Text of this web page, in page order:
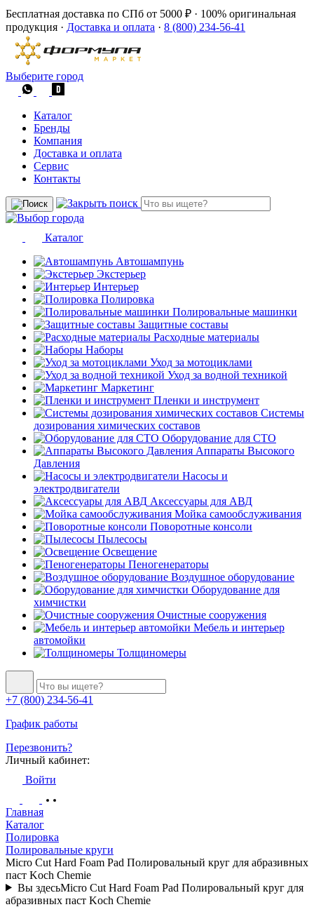
Бесплатная доставка по СПб от 5000 ₽ · 100% оригинальная
продукция · Доставка и оплата · 8 (800) 234-56-41
Выберите город
Каталог
Бренды
Компания
Доставка и оплата
Сервис
Контакты
Каталог
Автошампунь
Экстерьер
Интерьер
Полировка
Полировальные машинки
Защитные составы
Расходные материалы
Наборы
Уход за мотоциклами
Уход за водной техникой
Маркетинг
Пленки и инструмент
Системы
дозирования химических составов
Оборудование для СТО
Аппараты Высокого
Давления
Насосы и
электродвигатели
Аксессуары для АВД
Мойка самообслуживания
Поворотные консоли
Пылесосы
Освещение
Пеногенераторы
Воздушное оборудование
Оборудование для
химчистки
Очистные сооружения
Мебель и интерьер
автомойки
Толщиномеры
+7 (800) 234-56-41
График работы
Перезвонить?
Личный кабинет:
Войти
Главная
Каталог
Полировка
Полировальные круги
Micro Cut Hard Foam Pad Полировальный круг для абразивных
паст Koch Chemie
Вы здесьMicro Cut Hard Foam Pad Полировальный круг для
абразивных паст Koch Chemie